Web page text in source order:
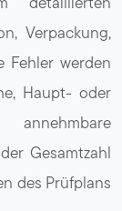
Verpackung,
Fehler werden
Haupt- oder
Gesamtzahl
des Prüfplans